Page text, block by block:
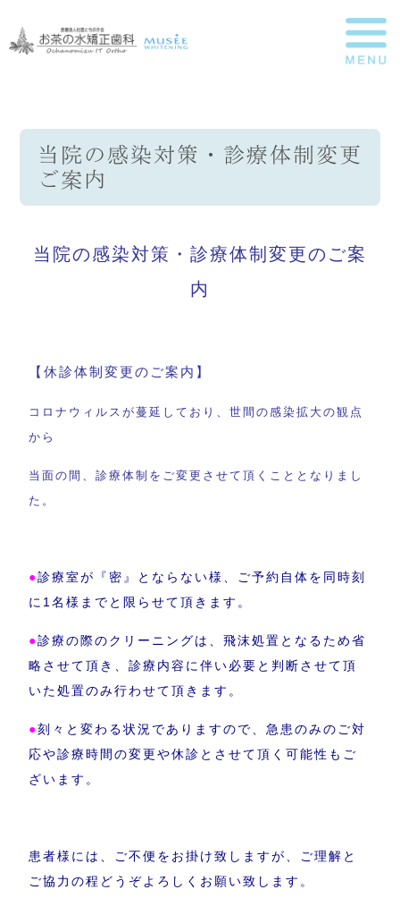
当院の感染対策・診療体制変更
ご案内
当院の感染対策・診療体制変更のご案
内
【休診体制変更のご案内】
コロナウィルスが蔓延しており、世間の感染拡大の観点
から
当面の間、診療体制をご変更させて頂くこととなりまし
た。
●診療室が『密』とならない様、ご予約自体を同時刻
に1名様までと限らせて頂きます。
●診療の際のクリーニングは、飛沫処置となるため省
略させて頂き、診療内容に伴い必要と判断させて頂
いた処置のみ行わせて頂きます。
●刻々と変わる状況でありますので、急患のみのご対
応や診療時間の変更や休診とさせて頂く可能性もご
ざいます。
患者様には、ご不便をお掛け致しますが、 ご理解と
ご協力の程どうぞよろしくお願い致します。